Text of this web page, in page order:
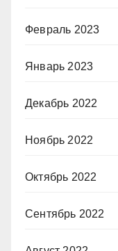
Февраль 2023
Январь 2023
Декабрь 2022
Ноябрь 2022
Октябрь 2022
Сентябрь 2022